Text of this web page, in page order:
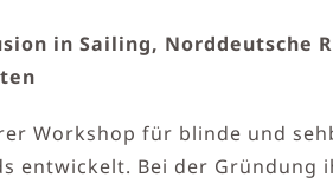
in Sailing, Norddeutsche
Workshop für blinde und
entwickelt. Bei der